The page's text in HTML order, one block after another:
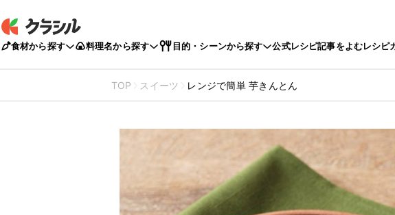
食材から探す 料理名から探す 目的・シーンから探す 公式レシピ記事をよむレシピ
TOP スイーツ レンジで簡単 芋きんとん